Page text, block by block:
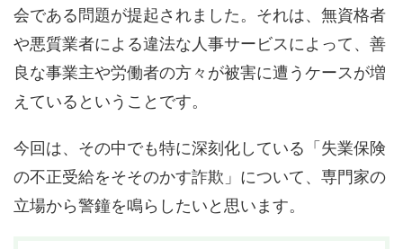
会である問題が提起されました。それは、無資格者
や悪質業者による違法な人事サービスによって、善
良な事業主や労働者の方々が被害に遭うケースが増
えているということです。
今回は、その中でも特に深刻化している「失業保険
の不正受給をそそのかす詐欺」について、専門家の
立場から警鐘を鳴らしたいと思います。